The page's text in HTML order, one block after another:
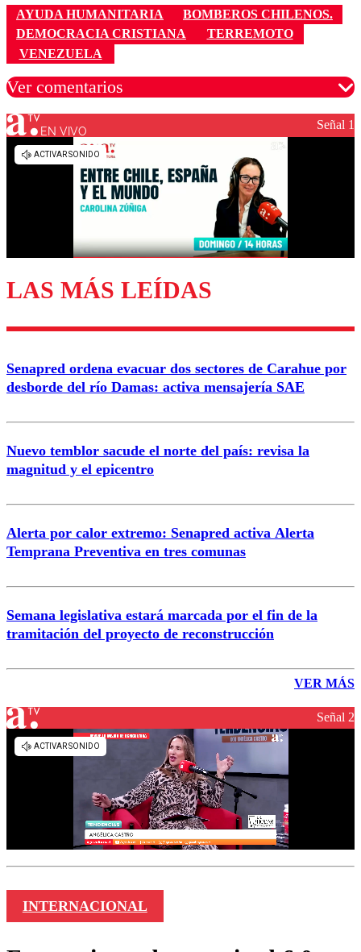
AYUDA HUMANITARIA
BOMBEROS CHILENOS.
DEMOCRACIA CRISTIANA
TERREMOTO
VENEZUELA
Ver comentarios
Los comentarios son moderados para garantizar un
Enviar comentario
EN VIVO Señal 1
LAS MÁS LEÍDAS
Senapred ordena evacuar dos sectores de Carahue por
desborde del río Damas: activa mensajería SAE
Nuevo temblor sacude el norte del país: revisa la
magnitud y el epicentro
Alerta por calor extremo: Senapred activa Alerta
Temprana Preventiva en tres comunas
Semana legislativa estará marcada por el fin de la
tramitación del proyecto de reconstrucción
VER MÁS
Señal 2
INTERNACIONAL